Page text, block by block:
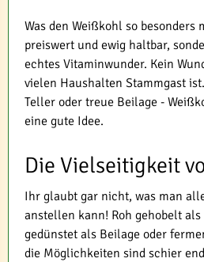
Was den Weißkohl so
preiswert und ewig haltbar,
echtes Vitaminwunder. Kein
vielen Haushalten Stammgast
Teller oder treue Beilage -
eine gute Idee.
Die Vielseitigkeit
Ihr glaubt gar nicht, was man
anstellen kann! Roh gehobelt
gedünstet als Beilage oder
die Möglichkeiten sind schier